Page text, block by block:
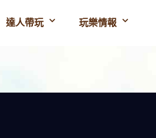
達人帶玩 玩樂情報